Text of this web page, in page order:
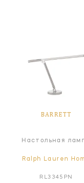
BARRETT
Настольная
Ralph Lauren
RL3345PN